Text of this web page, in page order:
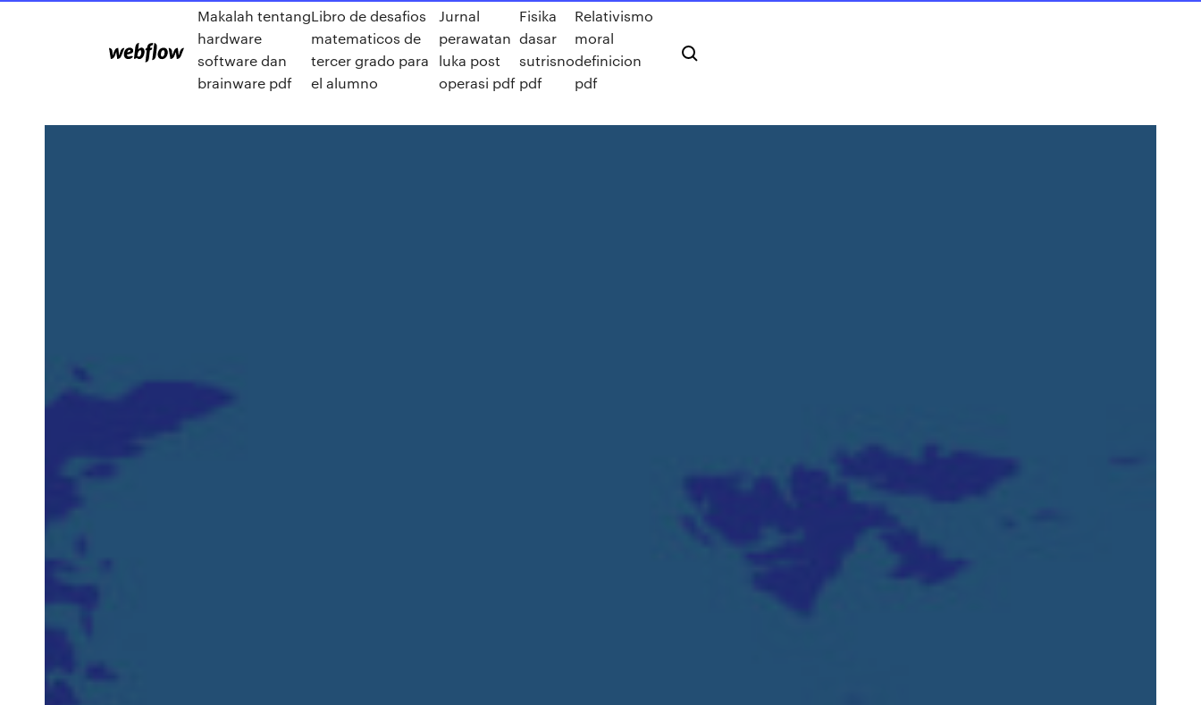
Makalah tentang
hardware
software dan
brainware pdf
Libro de desafios
matematicos de
tercer grado para
el alumno
Jurnal
perawatan
luka post
operasi pdf
Fisika
dasar
sutrisno
pdf
Relativismo
moral
definicion
pdf